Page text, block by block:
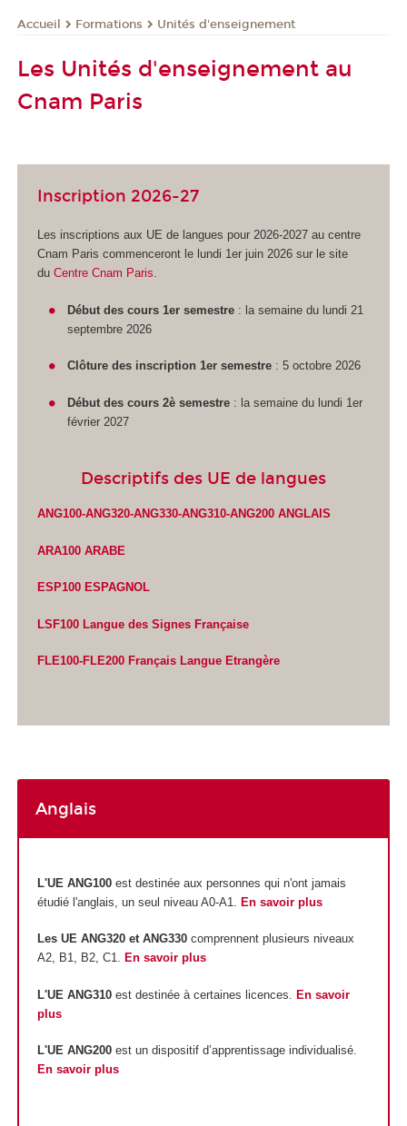
Accueil Formations Unités d'enseignement
Les Unités d'enseignement au
Cnam Paris
Inscription 2026-27
Les inscriptions aux UE de langues pour 2026-2027 au centre
Cnam Paris commenceront le lundi 1er juin 2026 sur le site
duCentre Cnam Paris.
Début des cours 1er semestre: la semaine du lundi 21
septembre 2026
Clôture des inscription 1er semestre: 5 octobre 2026
Début des cours 2è semestre: la semaine du lundi 1er
février 2027
Descriptifs des UE de langues
ANG100-ANG320-ANG330-ANG310-ANG200 ANGLAIS
ARA100 ARABE
ESP100 ESPAGNOL
LSF100 Langue des Signes Française
FLE100-FLE200 Français Langue Etrangère
Anglais
L'UE ANG100est destinée aux personnes qui n'ont jamais
étudié l'anglais, un seul niveau A0-A1.
En savoir plus
Les UE ANG320 et ANG330comprennent plusieurs niveaux
A2, B1, B2, C1. En savoir plus
L'UE ANG310est destinée à certaines licences. En savoir
plus
L'UE ANG200est un dispositif d’apprentissage individualisé.
En savoir plus